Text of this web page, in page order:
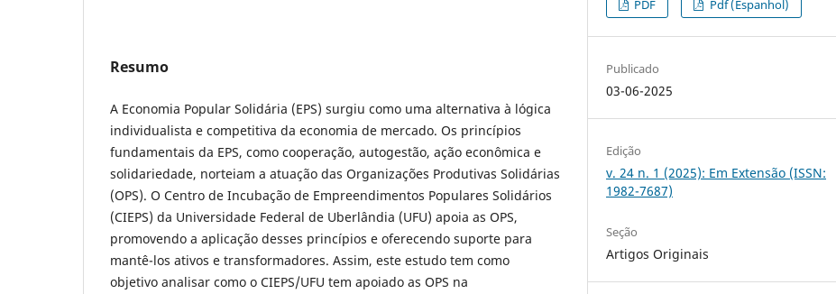
Resumo
A Economia Popular Solidária (EPS) surgiu como uma alternativa à lógica
individualista e competitiva da economia de mercado. Os princípios
fundamentais da EPS, como cooperação, autogestão, ação econômica e
solidariedade, norteiam a atuação das Organizações Produtivas Solidárias
(OPS). O Centro de Incubação de Empreendimentos Populares Solidários
(CIEPS) da Universidade Federal de Uberlândia (UFU) apoia as OPS,
promovendo a aplicação desses princípios e oferecendo suporte para
mantê-los ativos e transformadores. Assim, este estudo tem como
objetivo analisar como o CIEPS/UFU tem apoiado as OPS na
PDF Pdf (Espanhol)
Publicado
03-06-2025
Edição
v. 24 n. 1 (2025): Em Extensão (ISSN:
1982-7687)
Seção
Artigos Originais